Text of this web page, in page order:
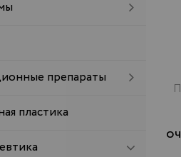
препараты
пластика